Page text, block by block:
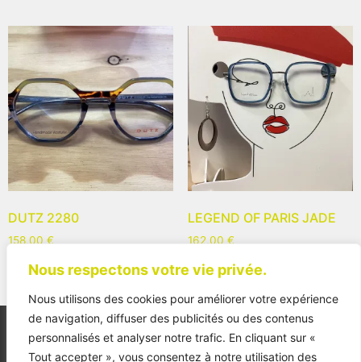
Nous respectons votre vie privée.
Nous utilisons des cookies pour améliorer votre expérience
de navigation, diffuser des publicités ou des contenus
personnalisés et analyser notre trafic. En cliquant sur «
Tout accepter », vous consentez à notre utilisation des
DUTZ 2280
158,00 €
LEGEND OF PARIS JADE
162,00 €